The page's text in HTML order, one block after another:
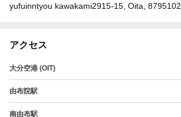
yufuinntyou kawakami2915-15, Oita, 8795102
アクセス
大分空港 (OIT)
由布院駅
南由布駅